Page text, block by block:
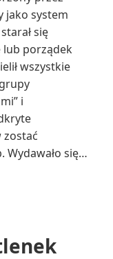
jako system
się
lub porządek
wszystkie
i
zostać
Wydawało się…